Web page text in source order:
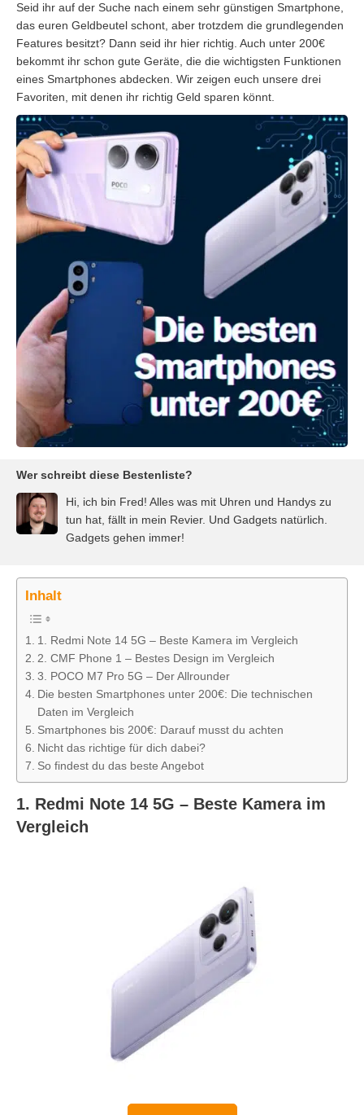
Seid ihr auf der Suche nach einem sehr günstigen Smartphone,
das euren Geldbeutel schont, aber trotzdem die grundlegenden
Features besitzt? Dann seid ihr hier richtig. Auch unter 200€
bekommt ihr schon gute Geräte, die die wichtigsten Funktionen
eines Smartphones abdecken. Wir zeigen euch unsere drei
Favoriten, mit denen ihr richtig Geld sparen könnt.
Wer schreibt diese Bestenliste?
Hi, ich bin Fred! Alles was mit Uhren und Handys zu
tun hat, fällt in mein Revier. Und Gadgets natürlich.
Gadgets gehen immer!
Inhalt
1. Redmi Note 14 5G – Beste Kamera im Vergleich
2. CMF Phone 1 – Bestes Design im Vergleich
3. POCO M7 Pro 5G – Der Allrounder
Die besten Smartphones unter 200€: Die technischen
Daten im Vergleich
Smartphones bis 200€: Darauf musst du achten
Nicht das richtige für dich dabei?
So findest du das beste Angebot
1. Redmi Note 14 5G – Beste Kamera im
Vergleich